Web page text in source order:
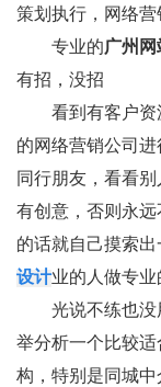
策划执行，网络营
专业的广州网
有招，没招
看到有客户资源
的网络营销公司
同行朋友，看看
有创意，否则永
的话就自己摸索
设计业的人做专业
光说不练也没用
举分析一个比较
构，特别是同城